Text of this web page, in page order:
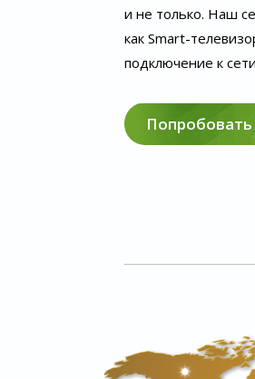
и не только. Наш
как Smart-
подключение к